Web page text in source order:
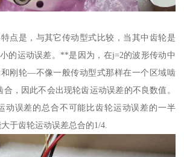
点是，与其它传动型式比较，当其中齿轮是
的运动误差。**是因为，在j=2的波形传动中
刚轮—不像一般传动型式那样在一个区域啮
，因此不会出现轮齿运动误差的不良数值。
动误差的总合不可能比齿轮运动误差的一半
于齿轮运动误差总合的1/4.